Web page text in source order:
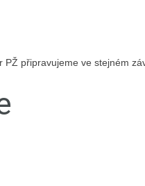
PŽ připravujeme ve stejném